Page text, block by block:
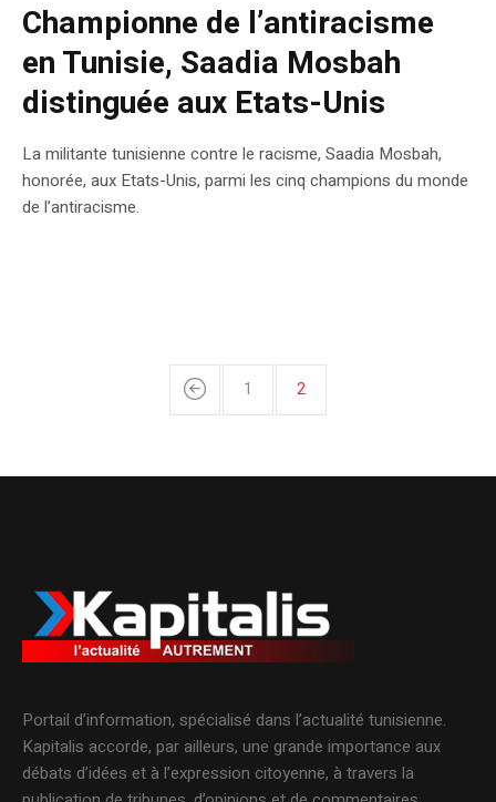
Championne de l’antiracisme
en Tunisie, Saadia Mosbah
distinguée aux Etats-Unis
La militante tunisienne contre le racisme, Saadia Mosbah,
honorée, aux Etats-Unis, parmi les cinq champions du monde
de l’antiracisme.
1 2
Portail d’information, spécialisé dans l’actualité tunisienne.
Kapitalis accorde, par ailleurs, une grande importance aux
débats d’idées et à l’expression citoyenne, à travers la